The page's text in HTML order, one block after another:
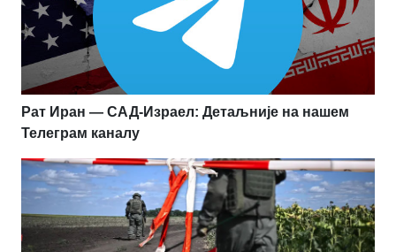
Рат Иран — САД-Израел: Детаљније на нашем
Телеграм каналу